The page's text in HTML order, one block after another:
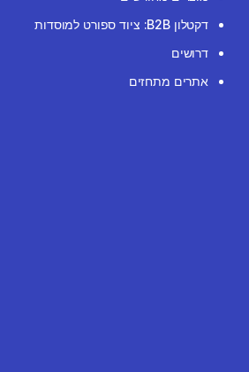
דקטלון B2B: ציוד ספורט למוסדות
דרושים
אתרים מתחזים